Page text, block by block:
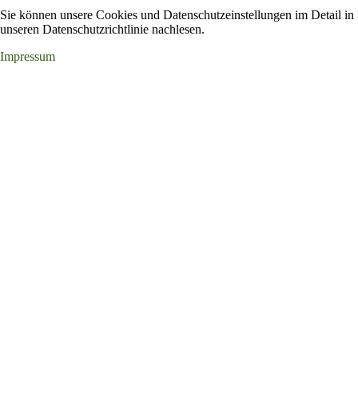
Sie können unsere Cookies und Datenschutzeinstellungen im Detail in
unseren Datenschutzrichtlinie nachlesen.
Impressum